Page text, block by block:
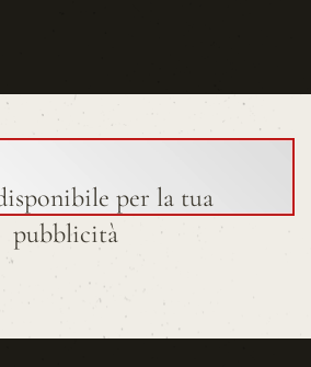
per la tua
pubblicità